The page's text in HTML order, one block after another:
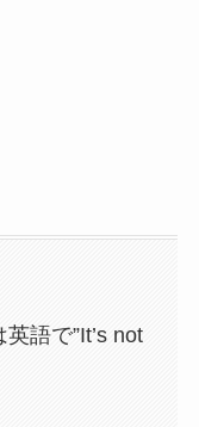
語で”It’s not